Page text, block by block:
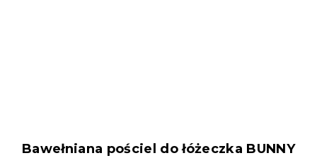
Bawełniana pościel do łóżeczka BUNNY